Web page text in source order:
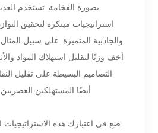
بصورة الفخامة. تستخدم
استراتيجيات مبتكرة لتحقيق
والجاذبية المتميزة. على سبيل
أخف وزنًا لتقليل استهلاك المواد
التصاميم البسيطة على تقليل
أيضًا المستهلكين
ضع في اعتبارك هذه الاستراتيجيات الفعالة لعلامتك التجارية: